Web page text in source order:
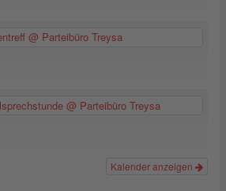
@ Parteibüro Treysa
@ Parteibüro Treysa
Kalender anzeigen